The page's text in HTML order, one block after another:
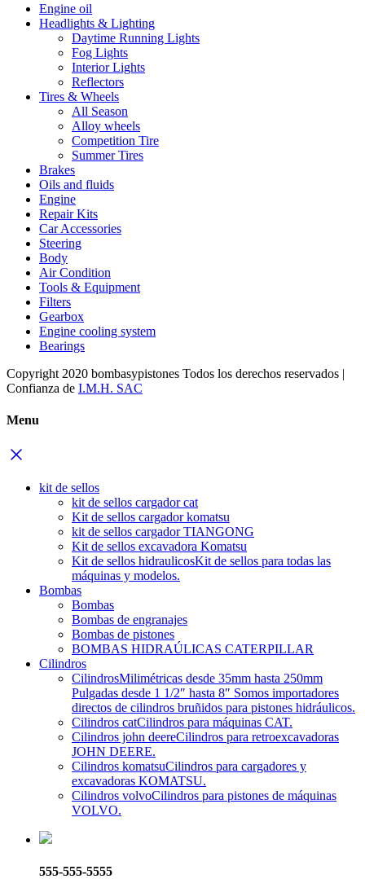
Engine oil
Headlights & Lighting
Daytime Running Lights
Fog Lights
Interior Lights
Reflectors
Tires & Wheels
All Season
Alloy wheels
Competition Tire
Summer Tires
Brakes
Oils and fluids
Engine
Repair Kits
Car Accessories
Steering
Body
Air Condition
Tools & Equipment
Filters
Gearbox
Engine cooling system
Bearings
Copyright 2020 bombasypistones Todos los derechos reservados |
Confianza de I.M.H. SAC
Menu
kit de sellos
kit de sellos cargador cat
Kit de sellos cargador komatsu
kit de sellos cargador TIANGONG
Kit de sellos excavadora Komatsu
Kit de sellos hidraulicosKit de sellos para todas las
máquinas y modelos.
Bombas
Bombas
Bombas de engranajes
Bombas de pistones
BOMBAS HIDRAÚLICAS CATERPILLAR
Cilindros
CilindrosMilimétricas desde 35mm hasta 250mm
Pulgadas desde 1 1/2″ hasta 8″ Somos importadores
directos de cilindros bruñidos para pistones hidráulicos.
Cilindros catCilindros para máquinas CAT.
Cilindros john deereCilindros para retroexcavadoras
JOHN DEERE.
Cilindros komatsuCilindros para cargadores y
excavadoras KOMATSU.
Cilindros volvoCilindros para pistones de máquinas
VOLVO.
555-555-5555